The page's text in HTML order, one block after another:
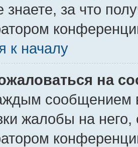
за что
к началу
на
сообщением
жалобы на